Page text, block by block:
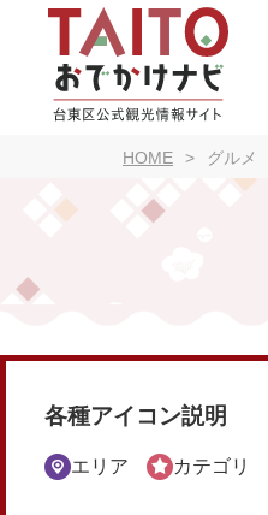
HOME グルメ
各種アイコン説明
エリア カテゴリ